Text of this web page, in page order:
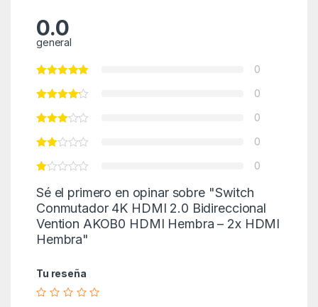
0.0
general
0
0
0
0
0
Sé el primero en opinar sobre "Switch
Conmutador 4K HDMI 2.0 Bidireccional
Vention AKOB0 HDMI Hembra – 2x HDMI
Hembra"
Tu reseña